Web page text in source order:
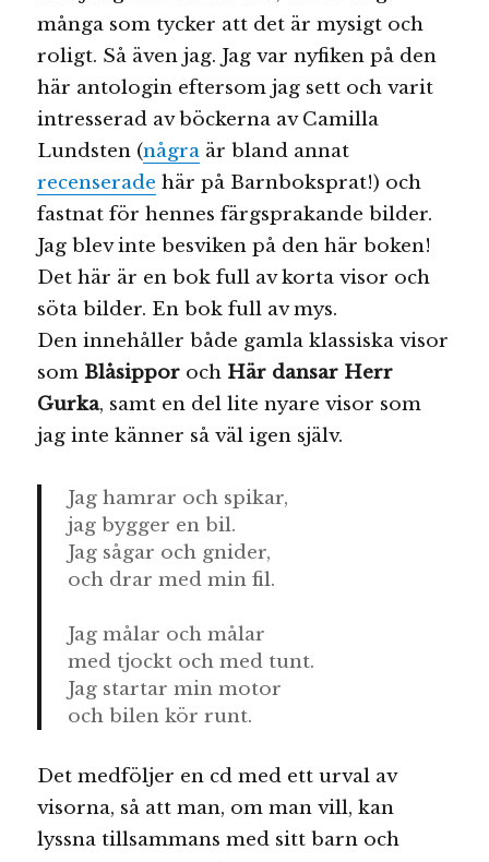
många som tycker att det är mysigt och
roligt. Så även jag. Jag var nyfiken på den
här antologin eftersom jag sett och varit
intresserad av böckerna av Camilla
Lundsten (några är bland annat
recenserade här på Barnboksprat!) och
fastnat för hennes färgsprakande bilder.
Jag blev inte besviken på den här boken!
Det här är en bok full av korta visor och
söta bilder. En bok full av mys.
Den innehåller både gamla klassiska visor
som Blåsippor och Här dansar Herr
Gurka, samt en del lite nyare visor som
jag inte känner så väl igen själv.
Jag hamrar och spikar,
jag bygger en bil.
Jag sågar och gnider,
och drar med min fil.
Jag målar och målar
med tjockt och med tunt.
Jag startar min motor
och bilen kör runt.
Det medföljer en cd med ett urval av
visorna, så att man, om man vill, kan
lyssna tillsammans med sitt barn och